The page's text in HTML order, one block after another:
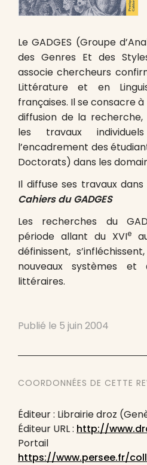
Le GADGES (Groupe
des Genres Et des
associe chercheurs
Littérature et en
françaises. Il se consacre
diffusion de la
les travaux
l’encadrement des
Doctorats) dans les
Il diffuse ses travaux
Cahiers du GADGES
Les recherches du
période allant du XVIe
définissent,
nouveaux systèmes et
littéraires.
Publié le 5 juin 2004
COORDONNÉES DE CETTE
Éditeur : Librairie droz
Éditeur URL : http://
https://www.persee.fr/